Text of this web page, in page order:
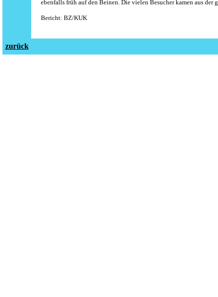
ebenfalls früh auf den Beinen. Die vielen Besucher kamen aus der
Bericht: BZ/KUK
zurück